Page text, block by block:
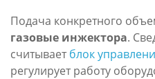
Подача конкретного
газовые инжектора.
считываетблок
регулирует работу